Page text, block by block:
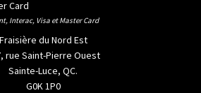
Interac, Visa et Master Card
Fraisière du Nord Est
rue Saint-Pierre Ouest
Sainte-Luce, QC.
G0K 1P0